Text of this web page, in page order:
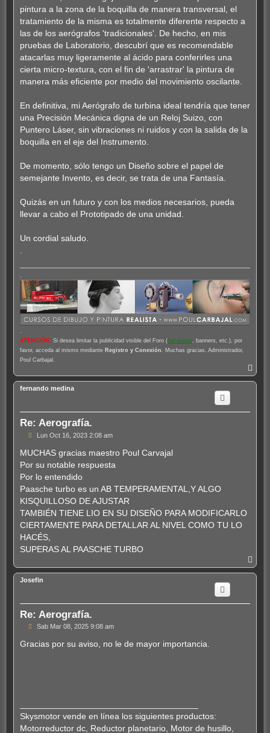
pintura a la zona de la boquilla de manera transversal, el
tratamiento de la misma es totalmente diferente respecto a
las de los aerógrafos 'tradicionales'. De hecho, en mis
pruebas de Laboratorio, descubrí que es recomendable
atacarlas muy ligeramente al ácido para conferirles una
cierta micro-textura, con el fin de 'arrastrar' la pintura de
manera más eficiente por medio del movimiento oscilante.
En definitiva, mi Aerógrafo de turbina ideal tendría que tener
una Precisión Mecánica digna de un Reloj Suizo, con
Puntero Láser, sin vibraciones ni ruidos y con la salida de la
boquilla en el eje del Instrumento.
De momento, sólo tengo un Diseño sobre el papel de
semejante Invento, es decir, se trata de una Fantasía.
Quizás en un futuro y con los medios necesarios, pueda
llevar a cabo el Prototipado de una unidad.
Un cordial saludo.
ATENCIÓN : Si desea limitar la publicidad visible del Foro (hot-words , banners, etc.), por
favor, acceda al mismo mediante Registro y Conexión . Muchas gracias. Administrador,
Poul Carbajal.
r
r
fernando medina
Re: Aerografía.
M
n
s
a
e
Lun Oct 16, 2023 2:08 am
MUCHAS gracias maestro Poul Carvajal
Por su notable respuesta
Por lo entendido
Paasche turbo es un AB TEMPERAMENTAL,Y ALGO
KISQUILLOSO DE AJUSTAR
TAMBIÉN TIENE LIO EN SU DISEÑO PARA MODIFICARLO
CIERTAMENTE PARA DETALLAR AL NIVEL COMO TU LO
HACÉS,
SUPERAS AL PAASCHE TURBO
r
r
Josefin
Re: Aerografía.
M
n
Sab Mar 08, 2025 9:08 am
Gracias por su aviso, no le de mayor importancia.
Skysmotor vende en línea los siguientes productos:
Motorreductor dc, Reductor planetario, Motor de husillo,